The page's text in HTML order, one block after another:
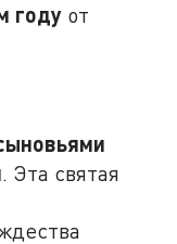
году от
. Эта святая